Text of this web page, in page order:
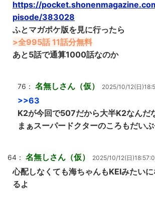
https://
pisode/383028
ふとマガポケ版を見に行ったら
>全995話 11話分無料
あと5話で通算1000話なのか
76： 名無しさん（仮） 2025/10/12(日
>>63
K2が今回で507だから大半K2なんだ
まぁスーパードクターのころもだい
64： 名無しさん（仮） 2025/10/12(日
心配しなくても海ちゃんもKEIみたい
るよ